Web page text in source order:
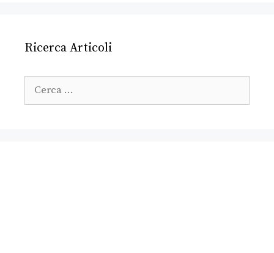
Ricerca Articoli